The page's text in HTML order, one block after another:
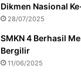
Dikmen Nasional
28/07/2025
SMKN 4 Berhasil
Bergilir
11/06/2025